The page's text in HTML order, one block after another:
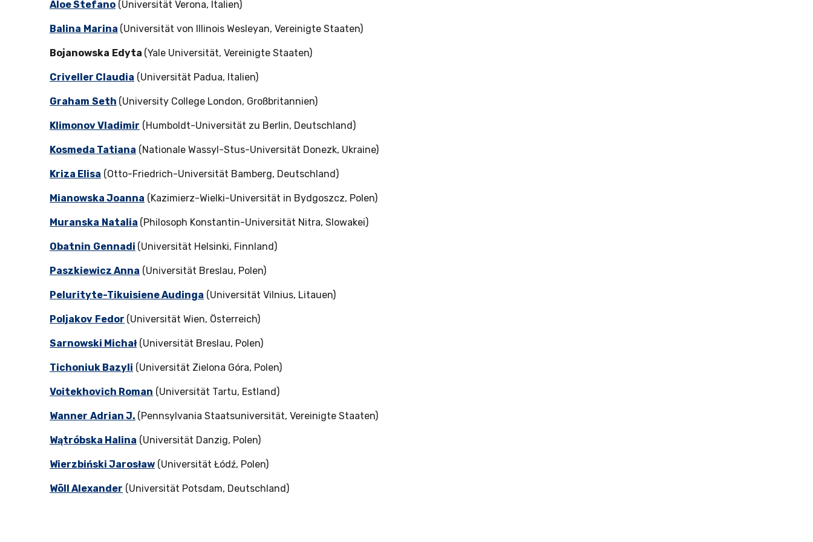
Aloe Stefano (Universität Verona, Italien)
Balina Marina (Universität von Illinois Wesleyan, Vereinigte Staaten)
Bojanowska Edyta (Yale Universität, Vereinigte Staaten)
Criveller Claudia (Universität Padua, Italien)
Graham Seth (University College London, Großbritannien)
Klimonov Vladimir (Humboldt-Universität zu Berlin, Deutschland)
Kosmeda Tatiana (Nationale Wassyl-Stus-Universität Donezk, Ukraine)
Kriza Elisa (Otto-Friedrich-Universität Bamberg, Deutschland)
Mianowska Joanna (Kazimierz-Wielki-Universität in Bydgoszcz, Polen)
Muranska Natalia (Philosoph Konstantin-Universität Nitra, Slowakei)
Obatnin Gennadi (Universität Helsinki, Finnland)
Paszkiewicz Anna (Universität Breslau, Polen)
Pelurityte-Tikuisiene Audinga (Universität Vilnius, Litauen)
Poljakov Fedor (Universität Wien, Österreich)
Sarnowski Michał(Universität Breslau, Polen)
Tichoniuk Bazyli (Universität Zielona Góra, Polen)
Voitekhovich Roman (Universität Tartu, Estland)
Wanner Adrian J. (Pennsylvania Staatsuniversität, Vereinigte Staaten)
Wątróbska Halina (Universität Danzig, Polen)
Wierzbiński Jarosław (Universität Łódź, Polen)
Wöll Alexander (Universität Potsdam, Deutschland)